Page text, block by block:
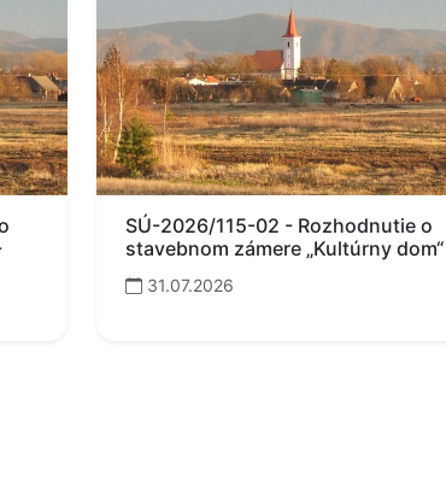
SÚ-2026/115-02 - Rozhodnutie o
stavebnom zámere „Kultúrny dom“
31.07.2026